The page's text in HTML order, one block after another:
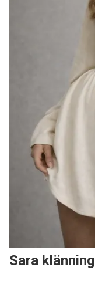
Sara klänning